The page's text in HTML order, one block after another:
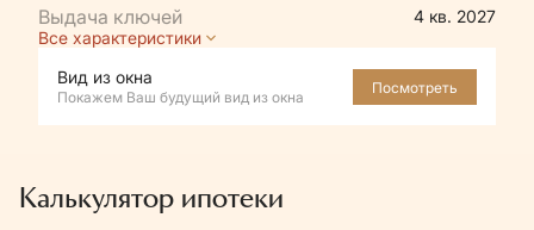
4 кв. 2027
Все характеристики
Вид из окна
Покажем Ваш будущий вид из окна
Посмотреть
Калькулятор ипотеки